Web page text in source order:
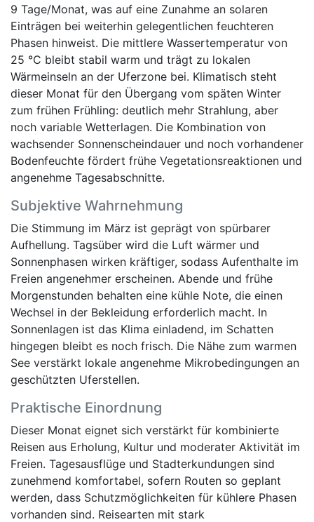
9 Tage/Monat, was auf eine Zunahme an solaren
Einträgen bei weiterhin gelegentlichen feuchteren
Phasen hinweist. Die mittlere Wassertemperatur von
25 °C bleibt stabil warm und trägt zu lokalen
Wärmeinseln an der Uferzone bei. Klimatisch steht
dieser Monat für den Übergang vom späten Winter
zum frühen Frühling: deutlich mehr Strahlung, aber
noch variable Wetterlagen. Die Kombination von
wachsender Sonnenscheindauer und noch vorhandener
Bodenfeuchte fördert frühe Vegetationsreaktionen und
angenehme Tagesabschnitte.
Subjektive Wahrnehmung
Die Stimmung im März ist geprägt von spürbarer
Aufhellung. Tagsüber wird die Luft wärmer und
Sonnenphasen wirken kräftiger, sodass Aufenthalte im
Freien angenehmer erscheinen. Abende und frühe
Morgenstunden behalten eine kühle Note, die einen
Wechsel in der Bekleidung erforderlich macht. In
Sonnenlagen ist das Klima einladend, im Schatten
hingegen bleibt es noch frisch. Die Nähe zum warmen
See verstärkt lokale angenehme Mikrobedingungen an
geschützten Uferstellen.
Praktische Einordnung
Dieser Monat eignet sich verstärkt für kombinierte
Reisen aus Erholung, Kultur und moderater Aktivität im
Freien. Tagesausflüge und Stadterkundungen sind
zunehmend komfortabel, sofern Routen so geplant
werden, dass Schutzmöglichkeiten für kühlere Phasen
vorhanden sind. Reisearten mit stark